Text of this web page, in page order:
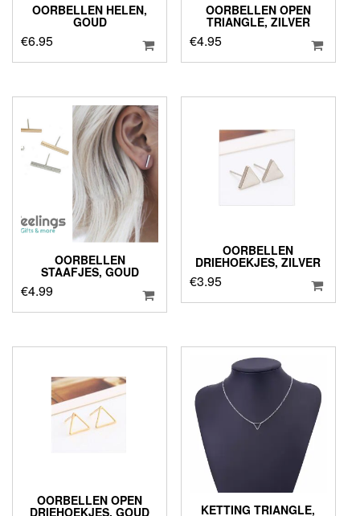
OORBELLEN HELEN,
GOUD
€6.95
OORBELLEN OPEN
TRIANGLE, ZILVER
€4.95
OORBELLEN
STAAFJES, GOUD
€4.99
OORBELLEN
DRIEHOEKJES, ZILVER
€3.95
OORBELLEN OPEN
DRIEHOEKJES, GOUD KETTING TRIANGLE,